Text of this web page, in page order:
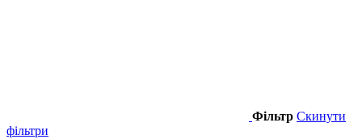
Фільтр Скинути
фільтри